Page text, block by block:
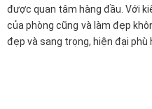
được quan tâm hàng đầu. Với
của phòng cũng và làm đẹp
đẹp và sang trọng, hiện đại phù